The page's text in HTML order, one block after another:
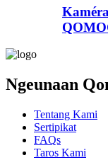
Ngeunaan
Tentang Kami
Sertipikat
FAQs
Taros Kami